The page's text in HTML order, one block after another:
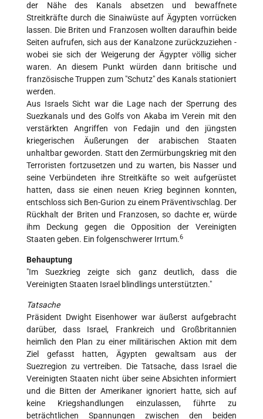
der Nähe des Kanals absetzen und bewaffnete
Streitkräfte durch die Sinaiwüste auf Ägypten vorrücken
lassen. Die Briten und Franzosen wollten daraufhin beide
Seiten aufrufen, sich aus der Kanalzone zurückzuziehen -
wobei sie sich der Weigerung der Ägypter völlig sicher
waren. An diesem Punkt würden dann britische und
französische Truppen zum "Schutz" des Kanals stationiert
werden.
Aus Israels Sicht war die Lage nach der Sperrung des
Suezkanals und des Golfs von Akaba im Verein mit den
verstärkten Angriffen von Fedajin und den jüngsten
kriegerischen Äußerungen der arabischen Staaten
unhaltbar geworden. Statt den Zermürbungskrieg mit den
Terroristen fortzusetzen und zu warten, bis Nasser und
seine Verbündeten ihre Streitkäfte so weit aufgerüstet
hatten, dass sie einen neuen Krieg beginnen konnten,
entschloss sich Ben-Gurion zu einem Präventivschlag. Der
Rückhalt der Briten und Franzosen, so dachte er, würde
ihm Deckung gegen die Opposition der Vereinigten
Staaten geben. Ein folgenschwerer Irrtum.6
Behauptung
"Im Suezkrieg zeigte sich ganz deutlich, dass die
Vereinigten Staaten Israel blindlings unterstützten."
Tatsache
Präsident Dwight Eisenhower war äußerst aufgebracht
darüber, dass Israel, Frankreich und Großbritannien
heimlich den Plan zu einer militärischen Aktion mit dem
Ziel gefasst hatten, Ägypten gewaltsam aus der
Suezregion zu vertreiben. Die Tatsache, dass Israel die
Vereinigten Staaten nicht über seine Absichten informiert
und die Bitten der Amerikaner ignoriert hatte, sich auf
keine Kriegshandlungen einzulassen, führte zu
beträchtlichen Spannungen zwischen den beiden